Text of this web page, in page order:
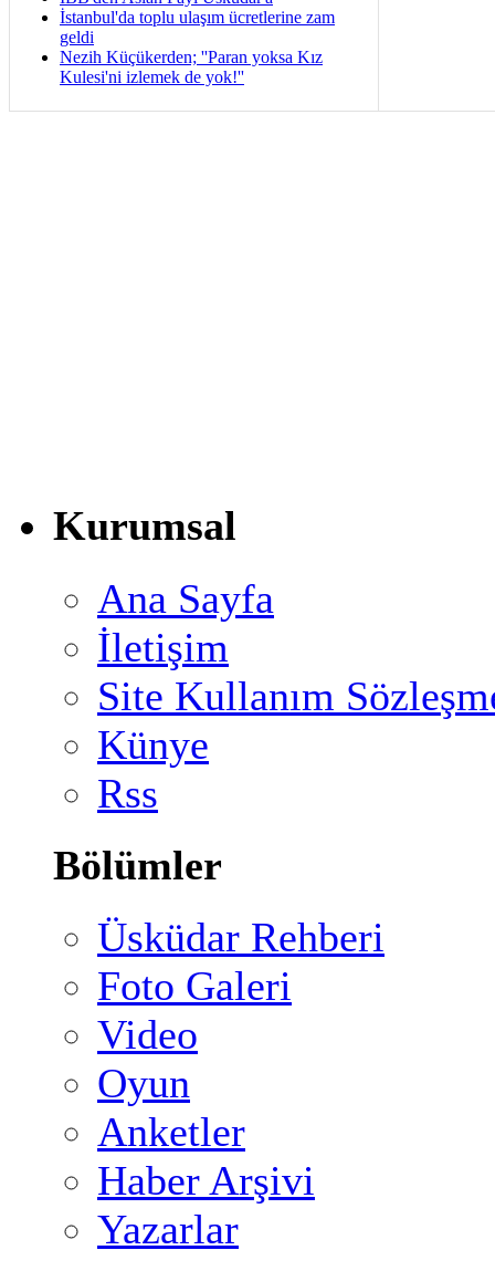
İstanbul'da toplu ulaşım ücretlerine zam
geldi
Nezih Küçükerden; ''Paran yoksa Kız
Kulesi'ni izlemek de yok!''
Kurumsal
Ana Sayfa
İletişim
Site Kullanım
Künye
Rss
Bölümler
Üsküdar Rehberi
Foto Galeri
Video
Oyun
Anketler
Haber Arşivi
Yazarlar